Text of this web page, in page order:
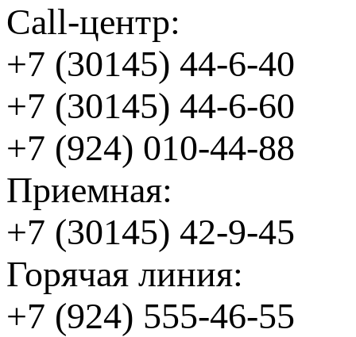
Call-центр:
+7 (30145) 44-6-40
+7 (30145) 44-6-60
+7 (924) 010-44-88
Приемная:
+7 (30145) 42-9-45
Горячая линия:
+7 (924) 555-46-55